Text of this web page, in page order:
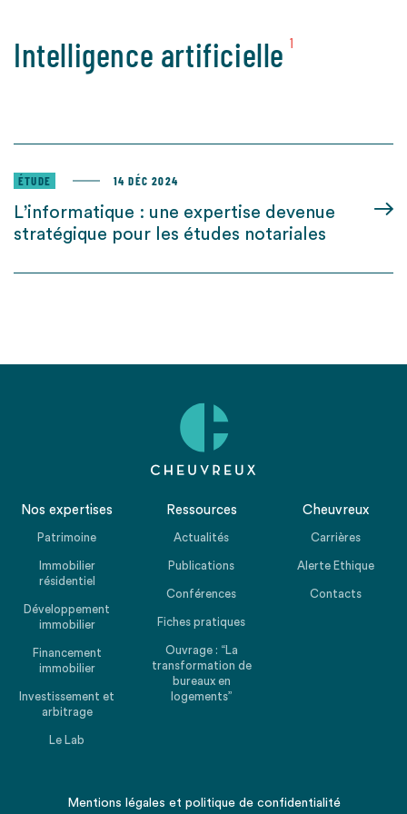
Intelligence artificielle 1
ÉTUDE 14 DÉC 2024
L’informatique : une expertise devenue
stratégique pour les études notariales
Nos expertises
Patrimoine
Immobilier
résidentiel
Développement
immobilier
Financement
immobilier
Investissement et
arbitrage
Le Lab
Ressources
Actualités
Publications
Conférences
Fiches pratiques
Ouvrage : “La
transformation de
bureaux en
logements”
Cheuvreux
Carrières
Alerte Ethique
Contacts
Mentions légales et politique de confidentialité